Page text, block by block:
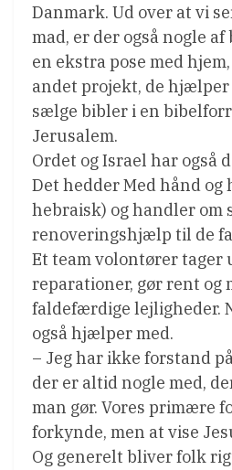
Danmark. Ud over at vi
mad, er der også nogle
en ekstra pose med
andet projekt, de hjælper
sælge bibler i en
Jerusalem.
Ordet og Israel har også
Det hedder Med hånd og
hebraisk) og handler om
renoveringshjælp til de
Et team volontører tager
reparationer, gør rent og
faldefærdige lejligheder.
også hjælper med.
– Jeg har ikke forstand
der er altid nogle med,
man gør. Vores primære
forkynde, men at vise
Og generelt bliver folk